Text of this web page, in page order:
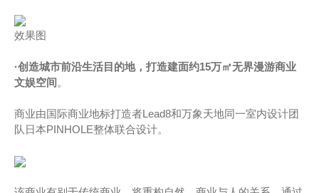
效果图
·创造城市前沿生活目的地，打造建面约15万㎡无界漫游商业
文娱空间。
商业由国际商业地标打造者Lead8和万象天地同一室内设计团
队日本PINHOLE整体联合设计。